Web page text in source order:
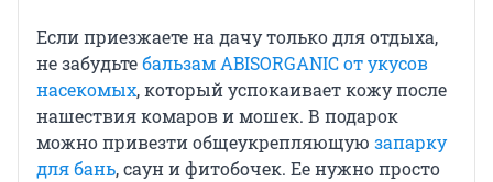
Если приезжаете на дачу только для отдыха,
не забудьтебальзам ABISORGANIC от укусов
насекомых, который успокаивает кожу после
нашествия комаров и мошек. В подарок
можно привезти общеукрепляющую запарку
для бань, саун и фитобочек. Ее нужно просто